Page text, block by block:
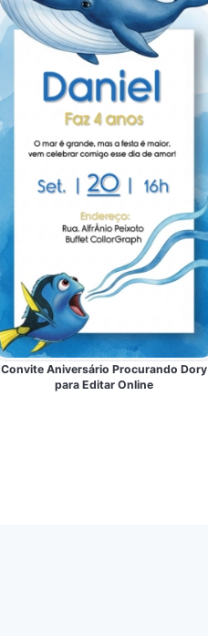
Convite Aniversário Procurando Dory
para Editar Online